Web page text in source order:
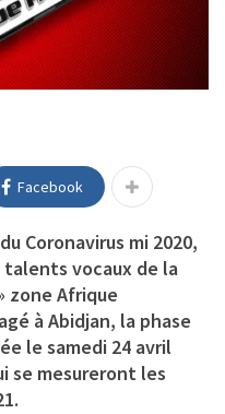
Facebook
Coronavirus mi 2020,
talents vocaux de la
zone Afrique
à Abidjan, la phase
le samedi 24 avril
se mesureront les